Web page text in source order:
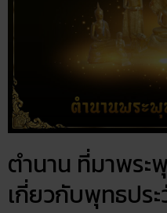
ตำนาน ที่มาพระ
เกี่ยวกับพุทธประ